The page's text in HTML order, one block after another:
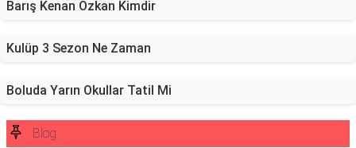
Barış Kenan Özkan Kimdir
Kulüp 3 Sezon Ne Zaman
Boluda Yarın Okullar Tatil Mi
Blog